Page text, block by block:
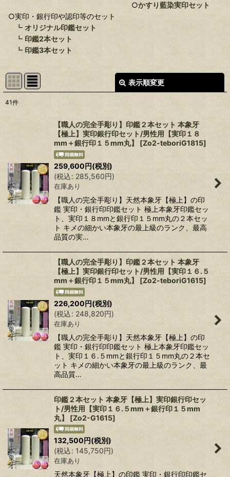
○実印・銀行印や認印等のセット
┗ オリジナル印鑑セット
┗ 印鑑2本セット
┗ 印鑑3本セット
○かすり藍染実印セット
表示順変更
41件
【職人の完全手彫り】印鑑２本セット 本象牙
【極上】実印銀行印セット/男性用【実印１８
mm＋銀行印１５mm丸】
[Zo2-teboriG1815]
259,600円(税別)
(税込: 285,560円)
在庫あり
【職人の完全手彫り】天然本象牙【極上】の印
鑑 実印・銀行印印鑑セット 極上本象牙印鑑セッ
ト、実印１８mmと銀行印１５mm丸の２本セッ
ト キメの細かい本象牙の最上級のランク、最高
品質の実…
【職人の完全手彫り】印鑑２本セット 本象牙
【極上】実印銀行印セット/男性用【実印１６.５
mm＋銀行印１５mm丸】
[Zo2-teboriG1615]
226,200円(税別)
(税込: 248,820円)
在庫あり
【職人の完全手彫り】天然本象牙【極上】の印
鑑 実印・銀行印印鑑セット 極上本象牙印鑑セッ
ト、実印１６.５mmと銀行印１５mm丸の２本セ
ット キメの細かい本象牙の最上級のランク、最
高品質…
印鑑２本セット 本象牙【極上】実印銀行印セッ
ト/男性用【実印１６.５mm＋銀行印１５mm
丸】
[Zo2-G1615]
132,500円(税別)
(税込: 145,750円)
在庫あり
天然本象牙【極上】の印鑑 実印・銀行印印鑑セ